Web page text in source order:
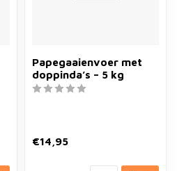
Papegaaienvoer met
doppinda’s – 5 kg
€14,95